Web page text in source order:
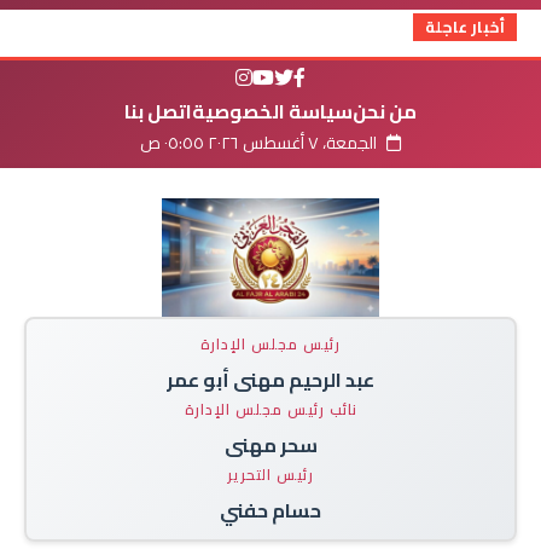
أخبار عاجلة
من نحنسياسة الخصوصيةاتصل بنا
الجمعة، ٧ أغسطس ٢٠٢٦ ٠٥:٥٥ ص
رئيس مجلس الإدارة
عبد الرحيم مهنى أبو عمر
نائب رئيس مجلس الإدارة
سحر مهنى
رئيس التحرير
حسام حفني